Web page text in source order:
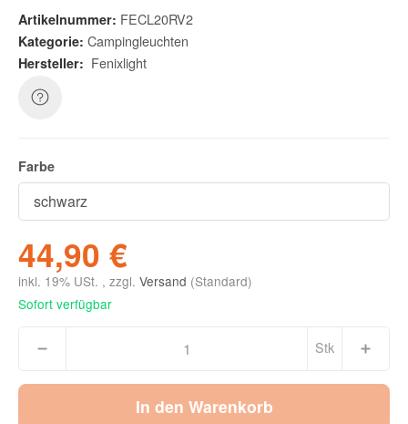
Artikelnummer: FECL20RV2
Kategorie: Campingleuchten
Hersteller: Fenixlight
Farbe
44,90 €
inkl. 19% USt. , zzgl. Versand (Standard)
Sofort verfügbar
Stk
In den Warenkorb